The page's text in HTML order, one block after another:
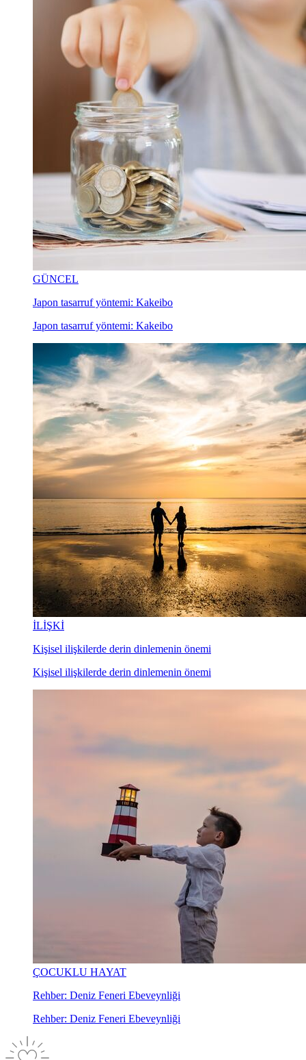
GÜNCEL
Japon tasarruf yöntemi: Kakeibo
Japon tasarruf yöntemi: Kakeibo
İLİŞKİ
Kişisel ilişkilerde derin dinlemenin önemi
Kişisel ilişkilerde derin dinlemenin önemi
ÇOCUKLU HAYAT
Rehber: Deniz Feneri Ebeveynliği
Rehber: Deniz Feneri Ebeveynliği